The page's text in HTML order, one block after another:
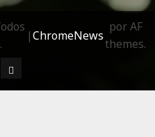
|ChromeNews
por AF
themes.
soy…?
Más información sobre las